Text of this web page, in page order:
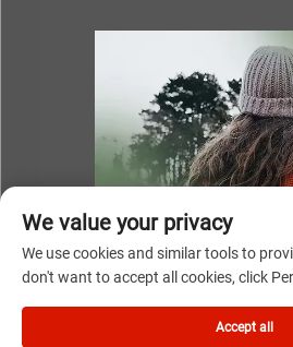
Copyright © 2025 av NINGBO YOUKI
We value your privacy
We use cookies and similar tools to
don't want to accept all cookies, click
Accept all